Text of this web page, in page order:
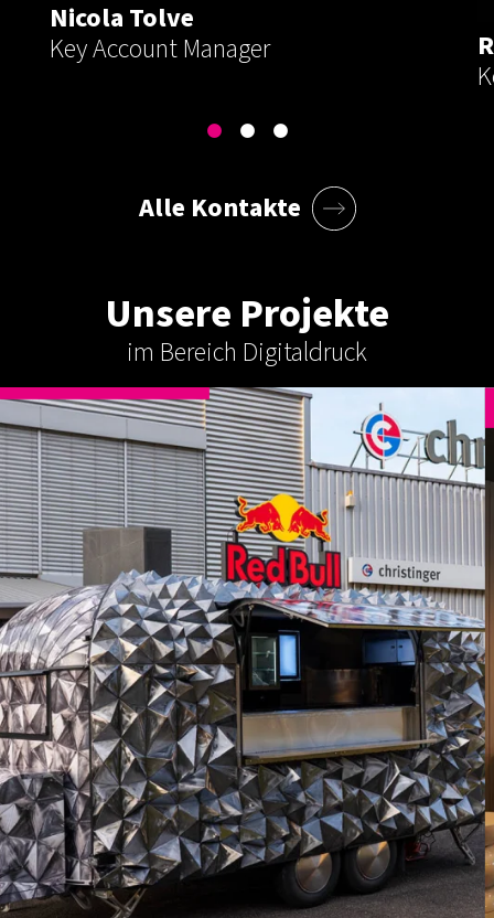
Nicola Tolve
Key Account Manager
Alle Kontakte
Unsere Projekte
im Bereich Digitaldruck